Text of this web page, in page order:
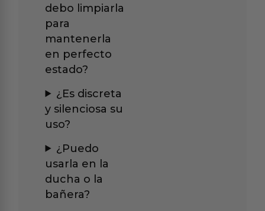
debo limpiarla
para
mantenerla
en perfecto
estado?
¿Es discreta
y silenciosa su
uso?
¿Puedo
usarla en la
ducha o la
bañera?